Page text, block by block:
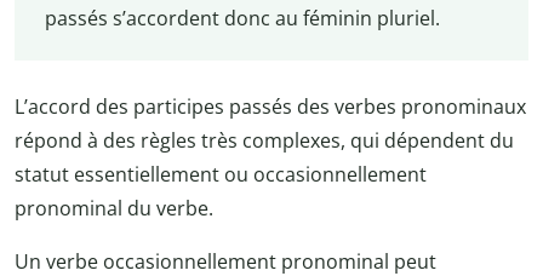
passés s’accordent donc au féminin pluriel.
L’accord des participes passés des verbes pronominaux
répond à des règles très complexes, qui dépendent du
statut essentiellement ou occasionnellement
pronominal du verbe.
Un verbe occasionnellement pronominal peut